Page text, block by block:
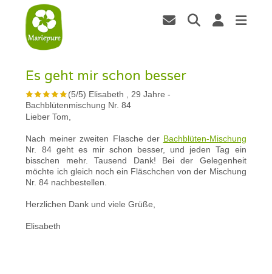
Es geht mir schon besser
(5/5) Elisabeth , 29 Jahre -
Bachblütenmischung Nr. 84
Lieber Tom,
Nach meiner zweiten Flasche der Bachblüten-Mischung
Nr. 84 geht es mir schon besser, und jeden Tag ein
bisschen mehr. Tausend Dank! Bei der Gelegenheit
möchte ich gleich noch ein Fläschchen von der Mischung
Nr. 84 nachbestellen.
Herzlichen Dank und viele Grüße,
Elisabeth